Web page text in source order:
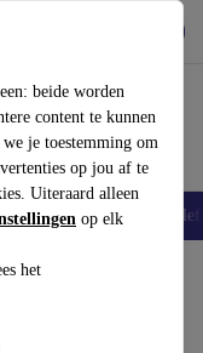
beide worden
content te kunnen
je toestemming om
op jou af te
Uiteraard alleen
op elk
het
Accessoires
Kinderwagens
beige